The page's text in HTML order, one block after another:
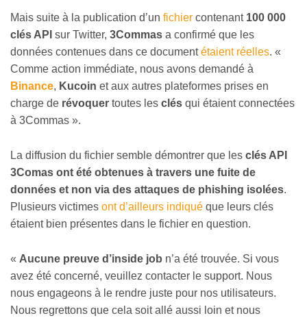
Mais suite à la publication d’un fichier contenant 100 000
clés API sur Twitter, 3Commas a confirmé que les
données contenues dans ce documentétaient réelles. «
Comme action immédiate, nous avons demandé à
Binance, Kucoin et aux autres plateformes prises en
charge de révoquer toutes les clés qui étaient connectées
à 3Commas ».
La diffusion du fichier semble démontrer que les clés API
3Comas ont été obtenues à travers une fuite de
données et non via des attaques de phishing isolées.
Plusieurs victimes ont d’ailleurs indiqué que leurs clés
étaient bien présentes dans le fichier en question.
« Aucune preuve d’inside job n’a été trouvée. Si vous
avez été concerné, veuillez contacter le support. Nous
nous engageons à le rendre juste pour nos utilisateurs.
Nous regrettons que cela soit allé aussi loin et nous